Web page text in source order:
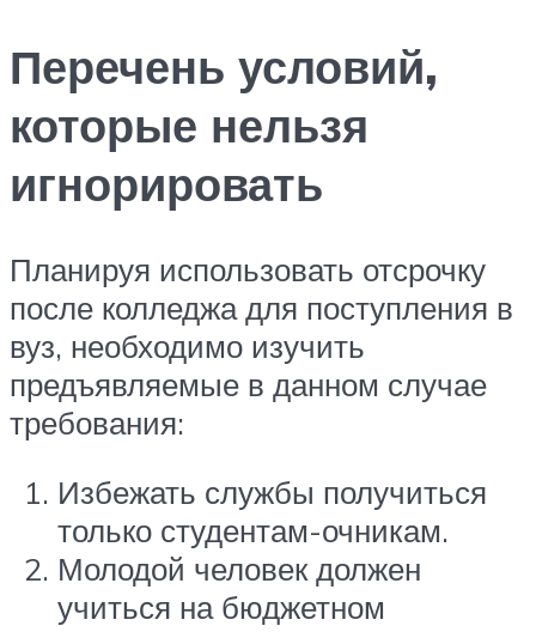
Перечень условий,
которые нельзя
игнорировать
Планируя использовать отсрочку
после колледжа для поступления в
вуз, необходимо изучить
предъявляемые в данном случае
требования:
Избежать службы получиться
только студентам-очникам.
Молодой человек должен
учиться на бюджетном